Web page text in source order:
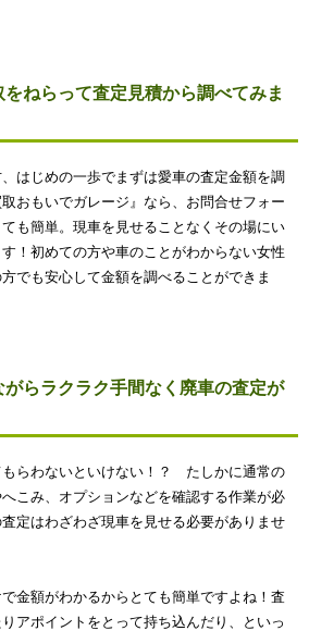
ねらって査定見積から調べてみま
はじめの一歩でまずは愛車の査定金額を調
おもいでガレージ』なら、お問合せフォー
も簡単。現車を見せることなくその場にい
！初めての方や車のことがわからない女性
でも安心して金額を調べることができま
らラクラク手間なく廃車の査定が
らわないといけない！？ たしかに通常の
こみ、オプションなどを確認する作業が必
定はわざわざ現車を見せる必要がありませ
金額がわかるからとても簡単ですよね！査
アポイントをとって持ち込んだり、といっ